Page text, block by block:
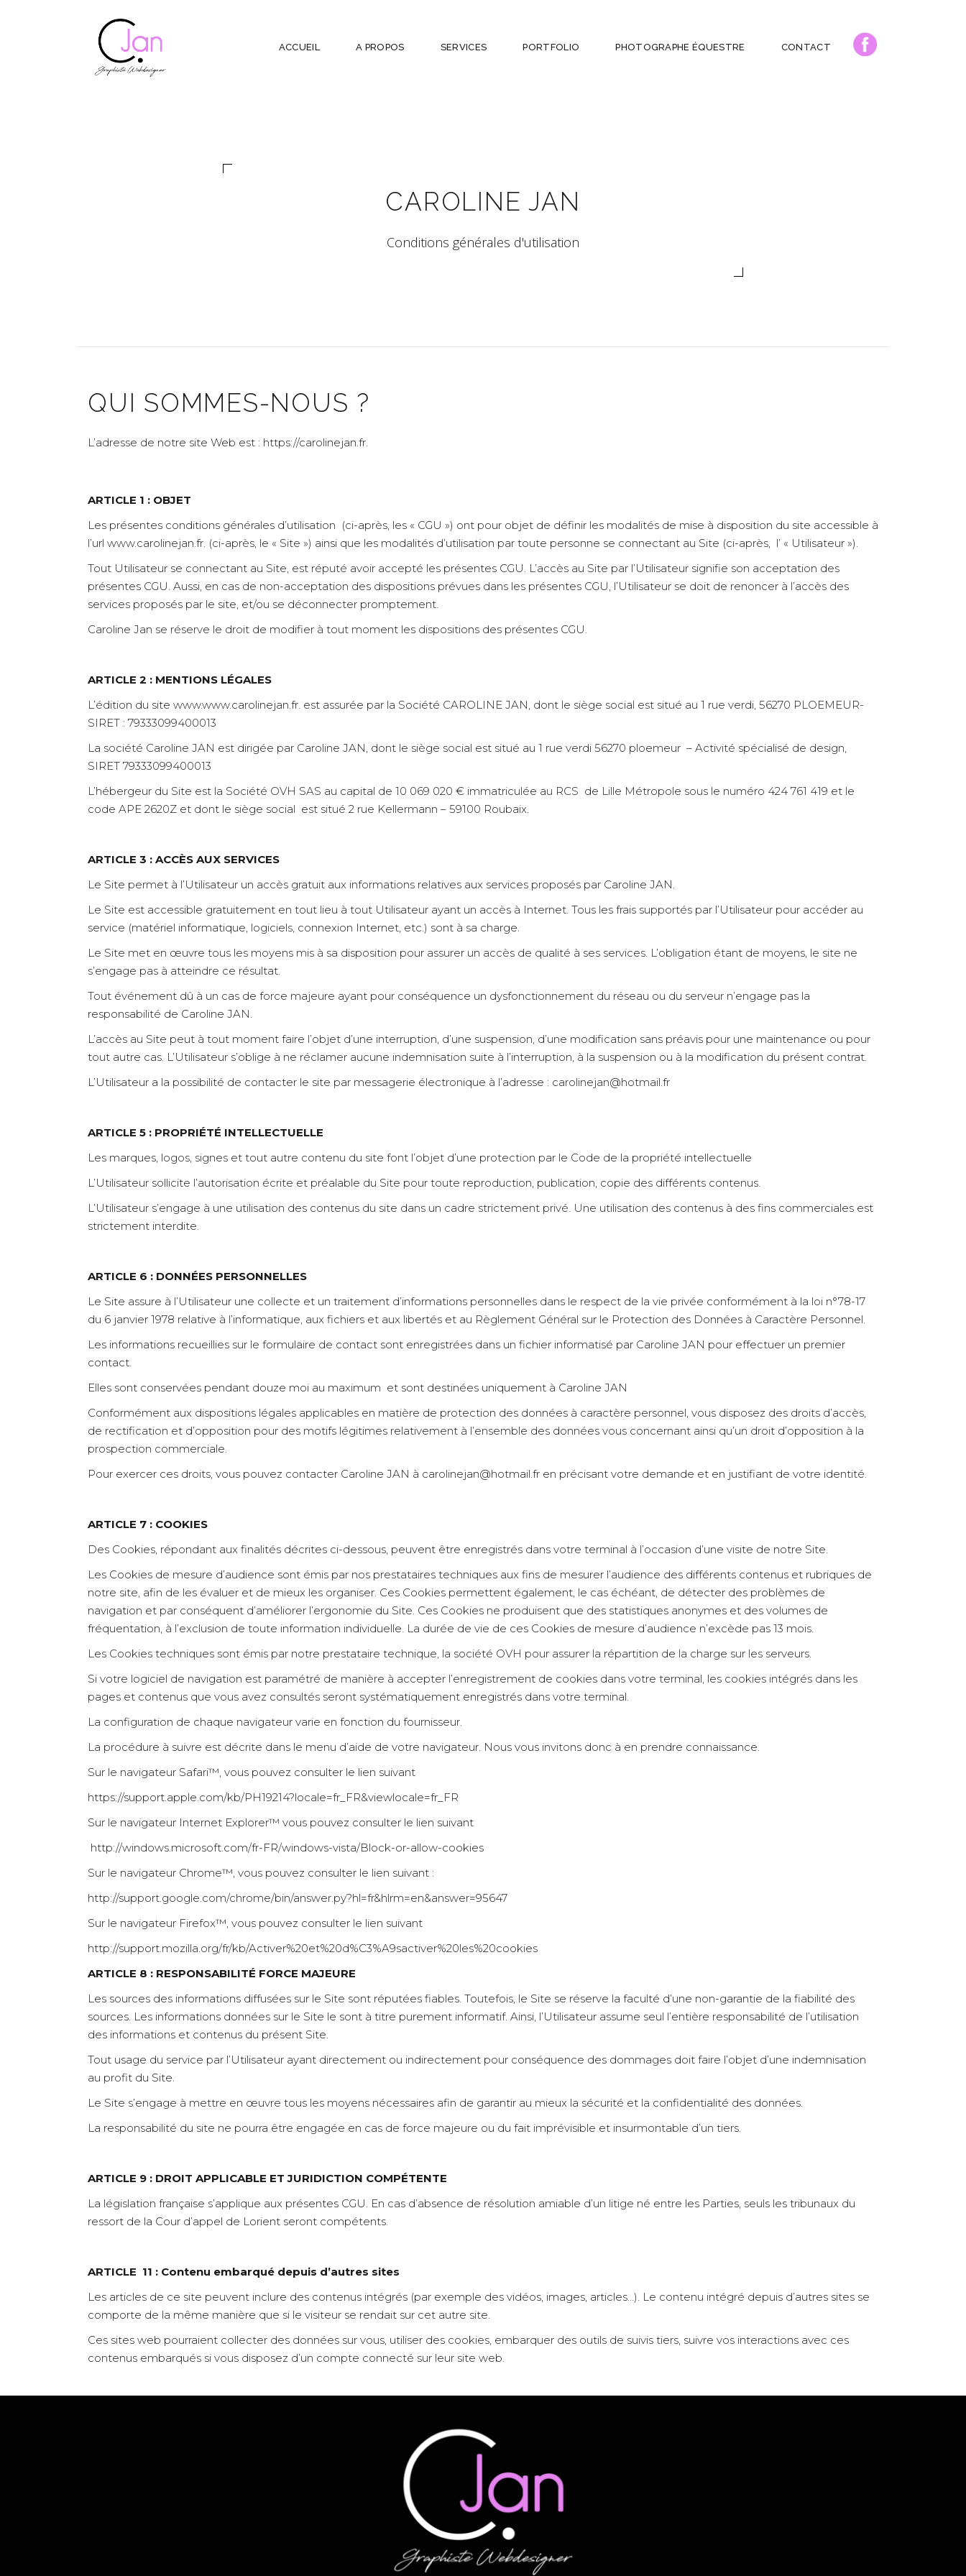
ACCUEIL A PROPOS SERVICES PORTFOLIO PHOTOGRAPHE ÉQUESTRE CONTACT
CAROLINE JAN
Conditions générales d'utilisation
QUI SOMMES-NOUS ?
L’adresse de notre site Web est : https://carolinejan.fr.
ARTICLE 1 : OBJET
Les présentes conditions générales d’utilisation (ci-après, les « CGU ») ont pour objet de définir les modalités de mise à disposition du site accessible à
l’url www.carolinejan.fr. (ci-après, le « Site ») ainsi que les modalités d’utilisation par toute personne se connectant au Site (ci-après, l’ « Utilisateur »).
Tout Utilisateur se connectant au Site, est réputé avoir accepté les présentes CGU. L’accès au Site par l’Utilisateur signifie son acceptation des
présentes CGU. Aussi, en cas de non-acceptation des dispositions prévues dans les présentes CGU, l’Utilisateur se doit de renoncer à l’accès des
services proposés par le site, et/ou se déconnecter promptement.
Caroline Jan se réserve le droit de modifier à tout moment les dispositions des présentes CGU.
ARTICLE 2 : MENTIONS LÉGALES
L’édition du site www.www.carolinejan.fr. est assurée par la Société CAROLINE JAN, dont le siège social est situé au 1 rue verdi, 56270 PLOEMEUR-
SIRET : 79333099400013
La société Caroline JAN est dirigée par Caroline JAN, dont le siège social est situé au 1 rue verdi 56270 ploemeur – Activité spécialisé de design,
SIRET 79333099400013
L’hébergeur du Site est la Société OVH SAS au capital de 10 069 020 € immatriculée au RCS de Lille Métropole sous le numéro 424 761 419 et le
code APE 2620Z et dont le siège social est situé 2 rue Kellermann – 59100 Roubaix.
ARTICLE 3 : ACCÈS AUX SERVICES
Le Site permet à l’Utilisateur un accès gratuit aux informations relatives aux services proposés par Caroline JAN.
Le Site est accessible gratuitement en tout lieu à tout Utilisateur ayant un accès à Internet. Tous les frais supportés par l’Utilisateur pour accéder au
service (matériel informatique, logiciels, connexion Internet, etc.) sont à sa charge.
Le Site met en œuvre tous les moyens mis à sa disposition pour assurer un accès de qualité à ses services. L’obligation étant de moyens, le site ne
s’engage pas à atteindre ce résultat.
Tout événement dû à un cas de force majeure ayant pour conséquence un dysfonctionnement du réseau ou du serveur n’engage pas la
responsabilité de Caroline JAN.
L’accès au Site peut à tout moment faire l’objet d’une interruption, d’une suspension, d’une modification sans préavis pour une maintenance ou pour
tout autre cas. L’Utilisateur s’oblige à ne réclamer aucune indemnisation suite à l’interruption, à la suspension ou à la modification du présent contrat.
L’Utilisateur a la possibilité de contacter le site par messagerie électronique à l’adresse : carolinejan@hotmail.fr
ARTICLE 5 : PROPRIÉTÉ INTELLECTUELLE
Les marques, logos, signes et tout autre contenu du site font l’objet d’une protection par le Code de la propriété intellectuelle
L’Utilisateur sollicite l’autorisation écrite et préalable du Site pour toute reproduction, publication, copie des différents contenus.
L’Utilisateur s’engage à une utilisation des contenus du site dans un cadre strictement privé. Une utilisation des contenus à des fins commerciales est
strictement interdite.
ARTICLE 6 : DONNÉES PERSONNELLES
Le Site assure à l’Utilisateur une collecte et un traitement d’informations personnelles dans le respect de la vie privée conformément à la loi n°78-17
du 6 janvier 1978 relative à l’informatique, aux fichiers et aux libertés et au Règlement Général sur le Protection des Données à Caractère Personnel.
Les informations recueillies sur le formulaire de contact sont enregistrées dans un fichier informatisé par Caroline JAN pour effectuer un premier
contact.
Elles sont conservées pendant douze moi au maximum et sont destinées uniquement à Caroline JAN
Conformément aux dispositions légales applicables en matière de protection des données à caractère personnel, vous disposez des droits d’accès,
de rectification et d’opposition pour des motifs légitimes relativement à l’ensemble des données vous concernant ainsi qu’un droit d’opposition à la
prospection commerciale.
Pour exercer ces droits, vous pouvez contacter Caroline JAN à carolinejan@hotmail.fr en précisant votre demande et en justifiant de votre identité.
ARTICLE 7 : COOKIES
Des Cookies, répondant aux finalités décrites ci-dessous, peuvent être enregistrés dans votre terminal à l’occasion d’une visite de notre Site.
Les Cookies de mesure d’audience sont émis par nos prestataires techniques aux fins de mesurer l’audience des différents contenus et rubriques de
notre site, afin de les évaluer et de mieux les organiser. Ces Cookies permettent également, le cas échéant, de détecter des problèmes de
navigation et par conséquent d’améliorer l’ergonomie du Site. Ces Cookies ne produisent que des statistiques anonymes et des volumes de
fréquentation, à l’exclusion de toute information individuelle. La durée de vie de ces Cookies de mesure d’audience n’excède pas 13 mois.
Les Cookies techniques sont émis par notre prestataire technique, la société OVH pour assurer la répartition de la charge sur les serveurs.
Si votre logiciel de navigation est paramétré de manière à accepter l’enregistrement de cookies dans votre terminal, les cookies intégrés dans les
pages et contenus que vous avez consultés seront systématiquement enregistrés dans votre terminal.
La configuration de chaque navigateur varie en fonction du fournisseur.
La procédure à suivre est décrite dans le menu d’aide de votre navigateur. Nous vous invitons donc à en prendre connaissance.
Sur le navigateur Safari™, vous pouvez consulter le lien suivant
https://support.apple.com/kb/PH19214?locale=fr_FR&viewlocale=fr_FR
Sur le navigateur Internet Explorer™ vous pouvez consulter le lien suivant
http://windows.microsoft.com/fr-FR/windows-vista/Block-or-allow-cookies
Sur le navigateur Chrome™, vous pouvez consulter le lien suivant :
http://support.google.com/chrome/bin/answer.py?hl=fr&hlrm=en&answer=95647
Sur le navigateur Firefox™, vous pouvez consulter le lien suivant
http://support.mozilla.org/fr/kb/Activer%20et%20d%C3%A9sactiver%20les%20cookies
ARTICLE 8 : RESPONSABILITÉ FORCE MAJEURE
Les sources des informations diffusées sur le Site sont réputées fiables. Toutefois, le Site se réserve la faculté d’une non-garantie de la fiabilité des
sources. Les informations données sur le Site le sont à titre purement informatif. Ainsi, l’Utilisateur assume seul l’entière responsabilité de l’utilisation
des informations et contenus du présent Site.
Tout usage du service par l’Utilisateur ayant directement ou indirectement pour conséquence des dommages doit faire l’objet d’une indemnisation
au profit du Site.
Le Site s’engage à mettre en œuvre tous les moyens nécessaires afin de garantir au mieux la sécurité et la confidentialité des données.
La responsabilité du site ne pourra être engagée en cas de force majeure ou du fait imprévisible et insurmontable d’un tiers.
ARTICLE 9 : DROIT APPLICABLE ET JURIDICTION COMPÉTENTE
La législation française s’applique aux présentes CGU. En cas d’absence de résolution amiable d’un litige né entre les Parties, seuls les tribunaux du
ressort de la Cour d’appel de Lorient seront compétents.
ARTICLE 11 : Contenu embarqué depuis d’autres sites
Les articles de ce site peuvent inclure des contenus intégrés (par exemple des vidéos, images, articles…). Le contenu intégré depuis d’autres sites se
comporte de la même manière que si le visiteur se rendait sur cet autre site.
Ces sites web pourraient collecter des données sur vous, utiliser des cookies, embarquer des outils de suivis tiers, suivre vos interactions avec ces
contenus embarqués si vous disposez d’un compte connecté sur leur site web.